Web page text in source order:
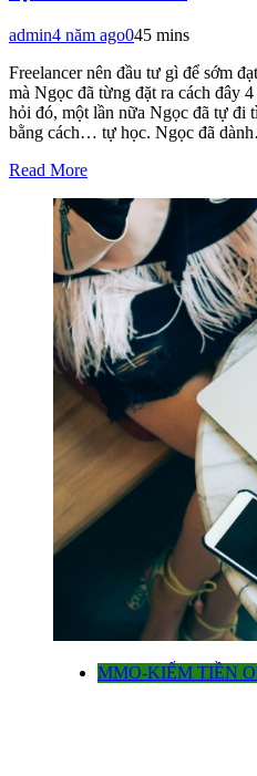
admin4 năm ago045 mins
Freelancer nên đầu tư gì để sớm
mà Ngọc đã từng đặt ra cách đây
hỏi đó, một lần nữa Ngọc đã tự đi
bằng cách… tự học. Ngọc đã
Read More
MMO-KIẾM TIỀN